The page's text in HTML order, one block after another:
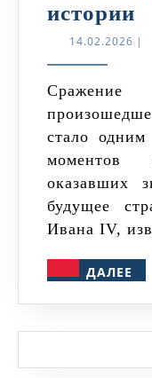
истории
14.02.2026 |
Сражение под Молодями,
стало
оказавших
будущее
Ивана IV,
ДАЛЕЕ